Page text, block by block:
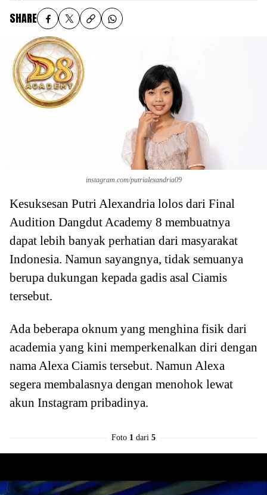
SHARE
instagram.com/putrialexandria09
Kesuksesan Putri Alexandria lolos dari Final
Audition Dangdut Academy 8 membuatnya
dapat lebih banyak perhatian dari masyarakat
Indonesia. Namun sayangnya, tidak semuanya
berupa dukungan kepada gadis asal Ciamis
tersebut.
Ada beberapa oknum yang menghina fisik dari
academia yang kini memperkenalkan diri dengan
nama Alexa Ciamis tersebut. Namun Alexa
segera membalasnya dengan menohok lewat
akun Instagram pribadinya.
Foto 1 dari 5